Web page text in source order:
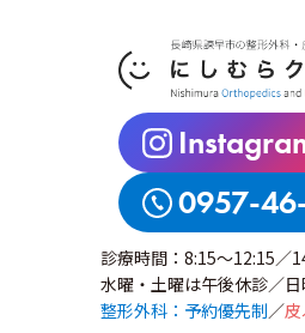
0957-
診療時間：8:15～12:15／
水曜・土曜は午後休診／
整形外科：予約優先制／